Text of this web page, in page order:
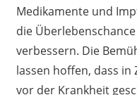
Medikamente und
die
verbessern. Die
lassen hoffen, dass
vor der Krankheit